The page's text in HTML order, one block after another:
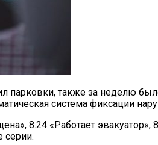
парковки, также за неделю
система фиксации
8.24 «Работает
серии.